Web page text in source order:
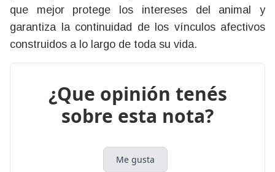
que mejor protege los intereses del animal y
garantiza la continuidad de los vínculos afectivos
construidos a lo largo de toda su vida.
¿Que opinión tenés
sobre esta nota?
Me gusta